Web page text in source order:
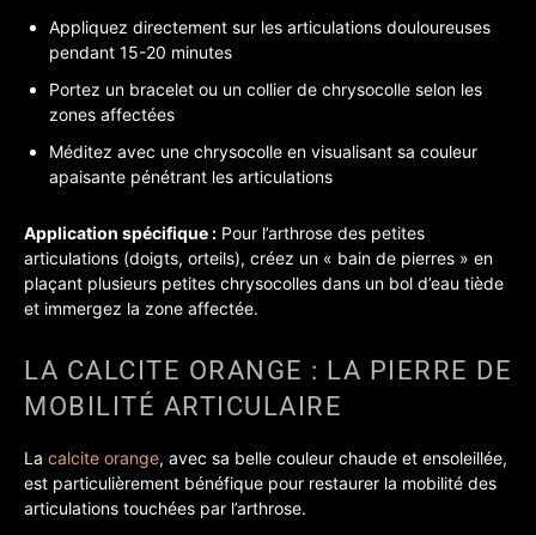
Appliquez directement sur les articulations douloureuses
pendant 15-20 minutes
Portez un bracelet ou un collier de chrysocolle selon les
zones affectées
Méditez avec une chrysocolle en visualisant sa couleur
apaisante pénétrant les articulations
Application spécifique : Pour l’arthrose des petites
articulations (doigts, orteils), créez un « bain de pierres » en
plaçant plusieurs petites chrysocolles dans un bol d’eau tiède
et immergez la zone affectée.
LA CALCITE ORANGE : LA PIERRE DE
MOBILITÉ ARTICULAIRE
La calcite orange, avec sa belle couleur chaude et ensoleillée,
est particulièrement bénéfique pour restaurer la mobilité des
articulations touchées par l’arthrose.